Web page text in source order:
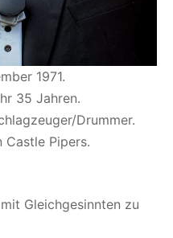
1971.
35 Jahren.
Drummer.
Castle Pipers.
Gleichgesinnten zu